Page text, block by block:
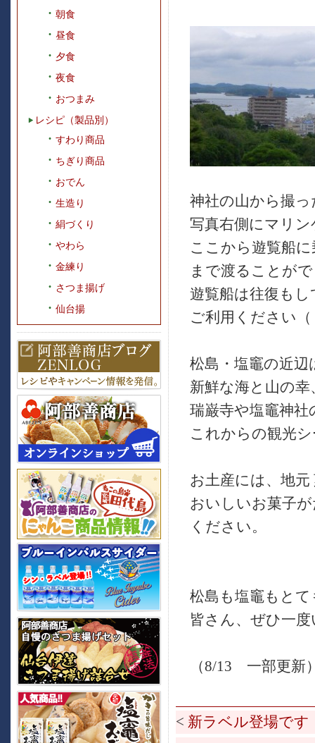
朝食
昼食
夕食
夜食
おつまみ
レシピ（製品別）
すわり商品
ちぎり商品
おでん
生造り
絹づくり
やわら
金練り
さつま揚げ
仙台揚
神社の山から撮
写真右側にマリ
ここから遊覧船
まで渡ることが
遊覧船は往復も
ご利用ください（
松島・塩竈の近
新鮮な海と山の
瑞巌寺や塩竈神
これからの観光
お土産には、地
おいしいお菓子
ください。
松島も塩竈もと
皆さん、ぜひ一
（8/13 一部更新
< 新ラベル登場です